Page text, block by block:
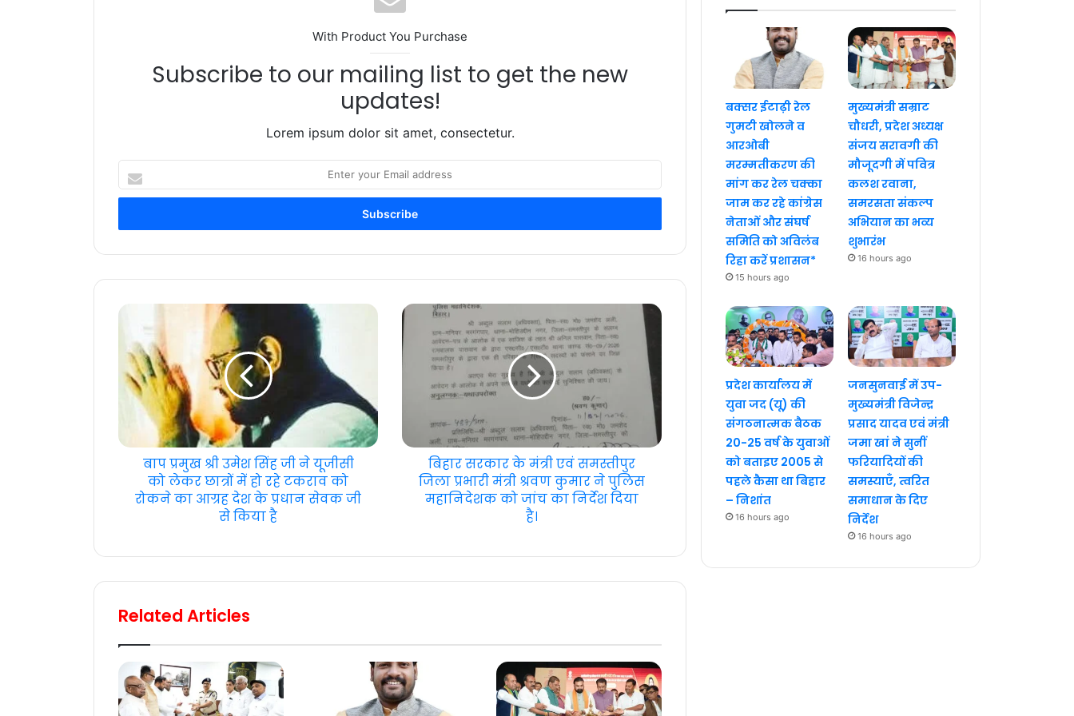
With Product You Purchase
Subscribe to our mailing list to get the new
updates!
Lorem ipsum dolor sit amet, consectetur.
your
address
बाप प्रमुख श्री उमेश सिंह जी ने यूजीसी
को लेकर छात्रों में हो रहे टकराव को
रोकने का आग्रह देश के प्रधान सेवक जी
से किया है
बिहार सरकार के मंत्री एवं समस्तीपुर
जिला प्रभारी मंत्री श्रवण कुमार ने पुलिस
महानिदेशक को जांच का निर्देश दिया
है।
Related Articles
बक्सर ईटाढ़ी रेल
गुमटी खोलने व
आरओबी
मरम्मतीकरण की
मांग कर रेल चक्का
जाम कर रहे कांग्रेस
नेताओं और संघर्ष
समिति को अविलंब
रिहा करें प्रशासन*
15 hours ago
मुख्यमंत्री सम्राट
चौधरी, प्रदेश अध्यक्ष
संजय सरावगी की
मौजूदगी में पवित्र
कलश रवाना,
समरसता संकल्प
अभियान का भव्य
शुभारंभ
16 hours ago
प्रदेश कार्यालय में
युवा जद (यू) की
संगठनात्मक बैठक
20-25 वर्ष के युवाओं
को बताइए 2005 से
पहले कैसा था बिहार
– निशांत
16 hours ago
जनसुनवाई में उप-
मुख्यमंत्री विजेन्द्र
प्रसाद यादव एवं मंत्री
जमा खां ने सुनीं
फरियादियों की
समस्याएँ, त्वरित
समाधान के दिए
निर्देश
16 hours ago